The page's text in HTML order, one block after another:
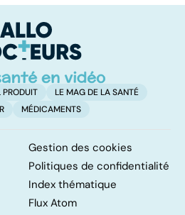
PRODUIT
LE MAG DE LA SANTÉ
MÉDICAMENTS
Gestion des cookies
Politiques de confidentialité
Index thématique
Flux Atom